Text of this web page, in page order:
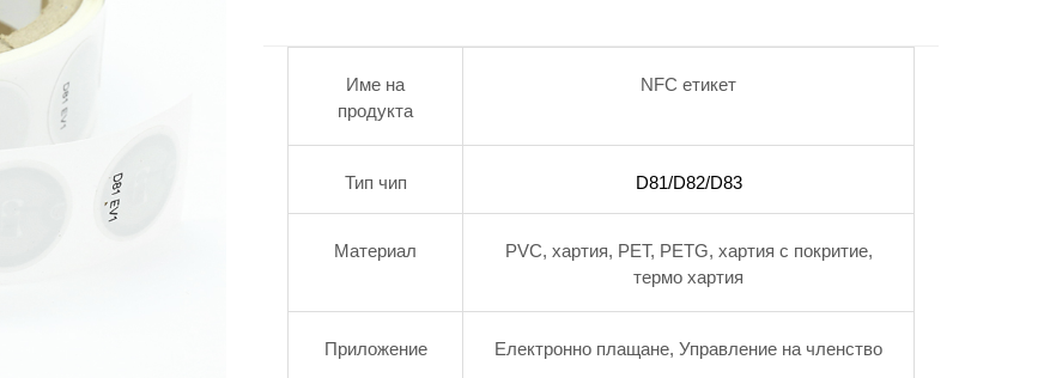
Име на
продукта
NFC етикет
Тип чип D81/D82/D83
Материал
PVC, хартия, PET, PETG, хартия с покритие,
термо хартия
Приложение Електронно плащане, Управление на членство